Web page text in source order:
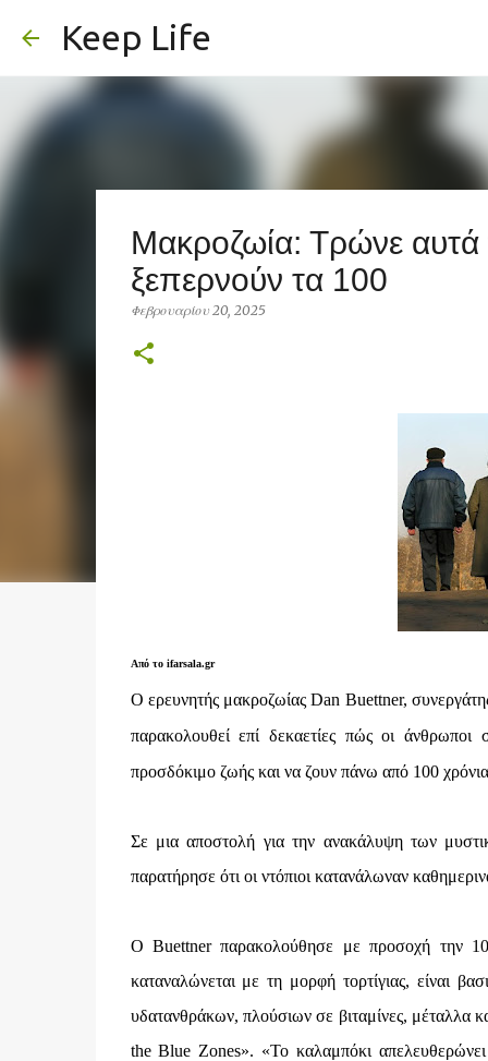
Keep Life
Μακροζωία: Τρώνε αυτά
ξεπερνούν τα 100
Φεβρουαρίου 20, 2025
Από το ifarsala.gr
Ο ερευνητής μακροζωίας Dan Buettner,
παρακολουθεί επί δεκαετίες πώς οι
προσδόκιμο ζωής και να ζουν πάνω από 100
Σε μια αποστολή για την ανακάλυψη των
παρατήρησε ότι οι ντόπιοι κατανάλωναν
Ο Buettner παρακολούθησε με προσοχή την
καταναλώνεται με τη μορφή τορτίγιας, είναι
υδατανθράκων, πλούσιων σε βιταμίνες, μέταλλα
the Blue Zones». «Το καλαμπόκι